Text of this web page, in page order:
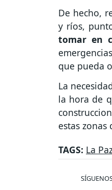
De hecho,
y ríos,
tomar en
que pueda
La
la hora de
estas zonas
TAGS: La